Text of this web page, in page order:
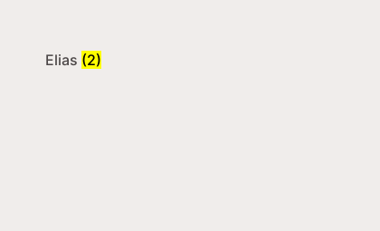
Elias (2)